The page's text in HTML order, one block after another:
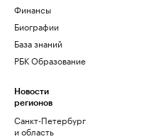
Финансы
Биографии
База знаний
РБК Образование
Новости
регионов
Санкт-Петербург
и область